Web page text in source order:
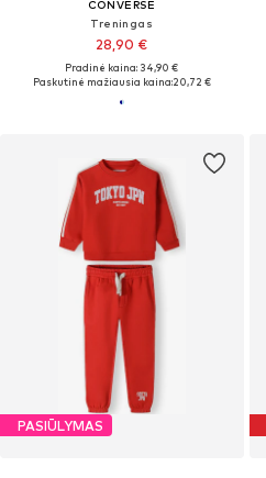
CONVERSE
Treningas
28,90 €
Pradinė kaina: 34,90 €
Paskutinė mažiausia kaina:20,72 €
PASIŪLYMAS